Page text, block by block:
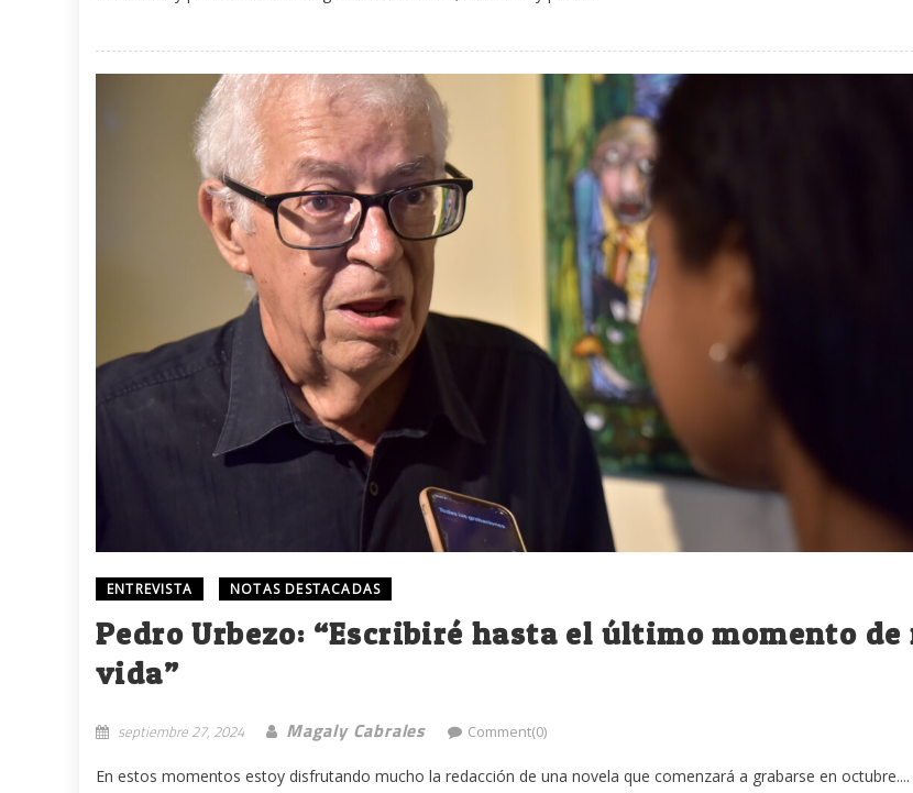
ENTREVISTA NOTAS DESTACADAS
Pedro Urbezo: “Escribiré hasta el último momento de
vida”
septiembre 27, 2024 Magaly Cabrales Comment(0)
En estos momentos estoy disfrutando mucho la redacción de una novela que comenzará a grabarse en octubre....